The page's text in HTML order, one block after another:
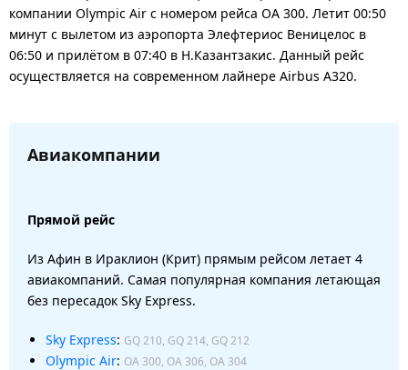
компании Olympic Air с номером рейса OA 300. Летит 00:50
минут с вылетом из аэропорта Элефтериос Веницелос в
06:50 и прилётом в 07:40 в Н.Казантзакис. Данный рейс
осуществляется на современном лайнере Airbus A320.
Авиакомпании
Прямой рейс
Из Афин в Ираклион (Крит) прямым рейсом летает 4
авиакомпаний. Самая популярная компания летающая
без пересадок Sky Express.
Sky Express: GQ 210, GQ 214, GQ 212
Olympic Air: OA 300, OA 306, OA 304